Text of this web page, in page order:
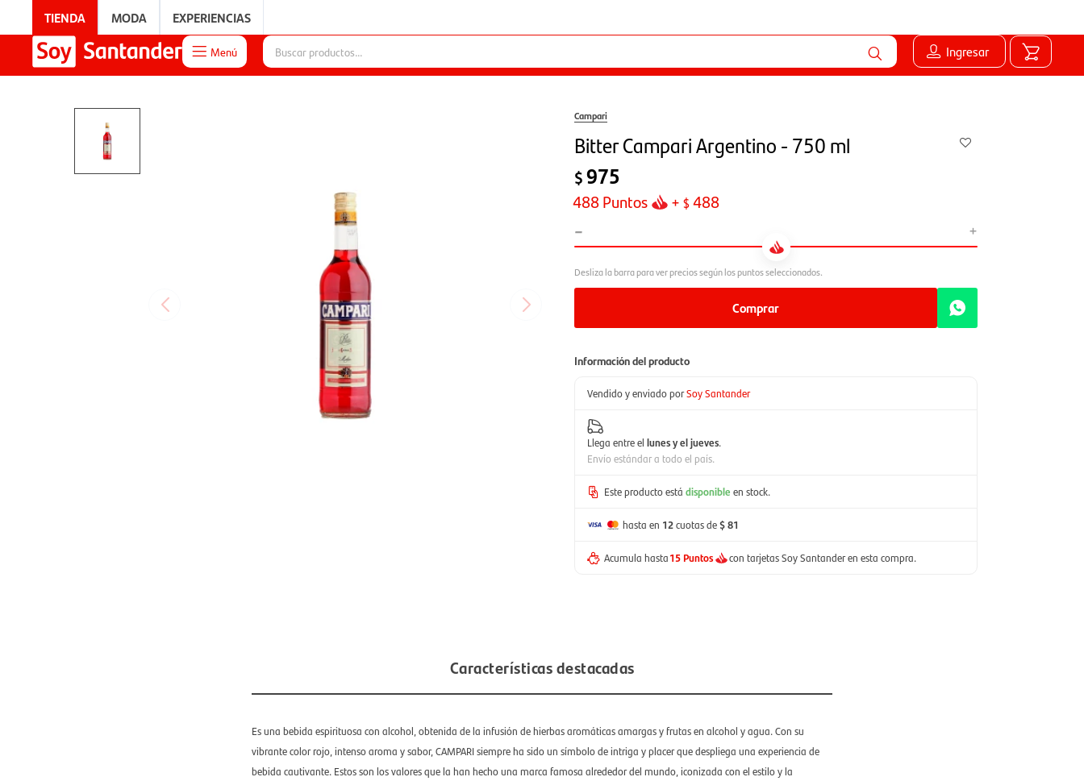
TIENDA MODA EXPERIENCIAS
 Menú Ingresar
Campari
Bitter Campari Argentino - 750 ml
$975
488Puntos + $488
- +
Comprar
Información del producto
Vendido y enviado porSoy Santander
Llega entre el lunes y el jueves.
Envío estándar a todo el país.
Este producto está disponible en stock.
hasta en 12cuotas de$ 81
Acumula hasta15 Puntos con tarjetas Soy Santander en esta compra.
Características destacadas
Es una bebida espirituosa con alcohol, obtenida de la infusión de hierbas aromáticas amargas y frutas en alcohol y agua. Con su
vibrante color rojo, intenso aroma y sabor, CAMPARI siempre ha sido un símbolo de intriga y placer que despliega una experiencia de
bebida cautivante. Estos son los valores que la han hecho una marca famosa alrededor del mundo, iconizada con el estilo y la